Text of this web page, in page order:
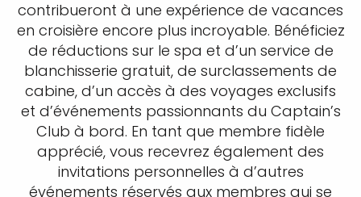
contribueront à une expérience de vacances
en croisière encore plus incroyable. Bénéficiez
de réductions sur le spa et d’un service de
blanchisserie gratuit, de surclassements de
cabine, d’un accès à des voyages exclusifs
et d’événements passionnants du Captain’s
Club à bord. En tant que membre fidèle
apprécié, vous recevrez également des
invitations personnelles à d’autres
événements réservés aux membres qui se